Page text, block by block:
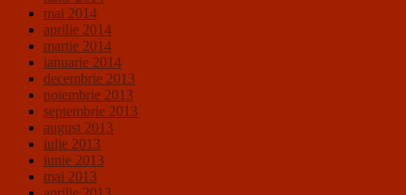
mai 2014
aprilie 2014
martie 2014
ianuarie 2014
decembrie 2013
noiembrie 2013
septembrie 2013
august 2013
iulie 2013
iunie 2013
mai 2013